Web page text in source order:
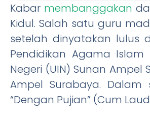
Kabar membanggakan
Kidul. Salah satu guru
setelah dinyatakan lulus
Pendidikan Agama
Negeri (UIN) Sunan
Ampel Surabaya. Dalam
“Dengan Pujian” (Cum